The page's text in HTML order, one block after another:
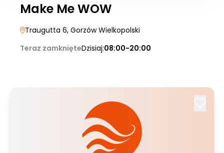
Make Me WOW
Traugutta 6, Gorzów Wielkopolski
Teraz zamknięteDzisiaj:08:00-20:00